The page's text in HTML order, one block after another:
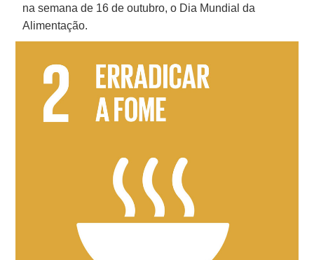
na semana de 16 de outubro, o Dia Mundial da
Alimentação.